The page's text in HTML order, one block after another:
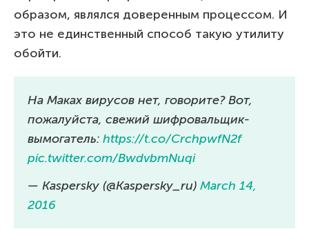
образом, являлся доверенным процессом. И
это не единственный способ такую утилиту
обойти.
На Маках вирусов нет, говорите? Вот,
пожалуйста, свежий шифровальщик-
вымогатель: https://t.co/CrchpwfN2f
pic.twitter.com/BwdvbmNuqi
— Kaspersky (@Kaspersky_ru) March 14,
2016